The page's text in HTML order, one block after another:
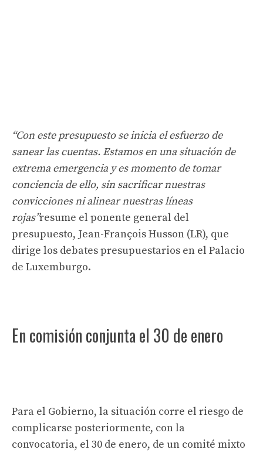
“Con este presupuesto se inicia el esfuerzo de
sanear las cuentas. Estamos en una situación de
extrema emergencia y es momento de tomar
conciencia de ello, sin sacrificar nuestras
convicciones ni alinear nuestras líneas
rojas”resume el ponente general del
presupuesto, Jean-François Husson (LR), que
dirige los debates presupuestarios en el Palacio
de Luxemburgo.
En comisión conjunta el 30 de enero
Para el Gobierno, la situación corre el riesgo de
complicarse posteriormente, con la
convocatoria, el 30 de enero, de un comité mixto